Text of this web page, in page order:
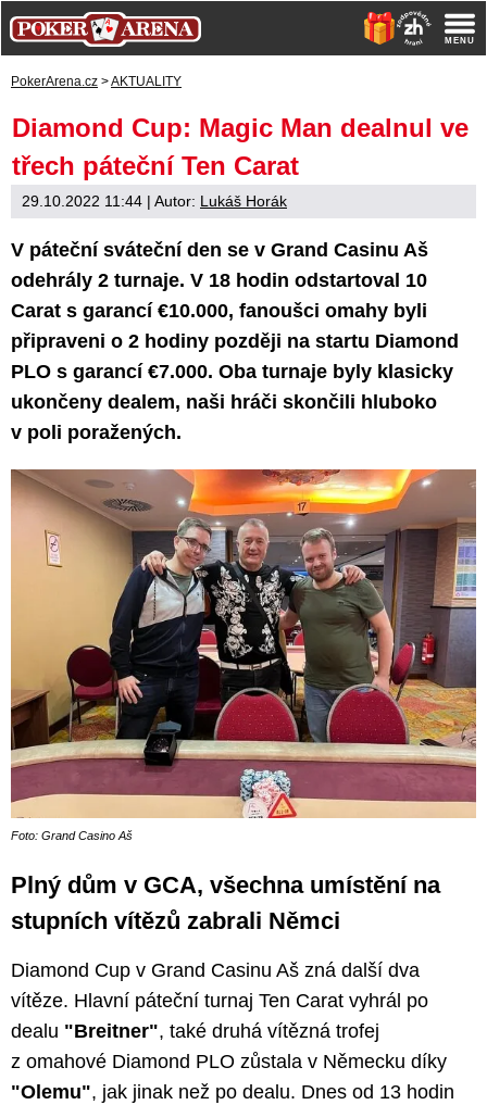
PokerArena.cz >AKTUALITY
Diamond Cup: Magic Man dealnul ve
třech páteční Ten Carat
29.10.2022 11:44 | Autor: Lukáš Horák
V páteční sváteční den se v Grand Casinu Aš
odehrály 2 turnaje. V 18 hodin odstartoval 10
Carat s garancí €10.000, fanoušci omahy byli
připraveni o 2 hodiny později na startu Diamond
PLO s garancí €7.000. Oba turnaje byly klasicky
ukončeny dealem, naši hráči skončili hluboko
v poli poražených.
Foto: Grand Casino Aš
Plný dům v GCA, všechna umístění na
stupních vítězů zabrali Němci
Diamond Cup v Grand Casinu Aš zná další dva
vítěze. Hlavní páteční turnaj Ten Carat vyhrál po
dealu "Breitner", také druhá vítězná trofej
z omahové Diamond PLO zůstala v Německu díky
"Olemu", jak jinak než po dealu. Dnes od 13 hodin